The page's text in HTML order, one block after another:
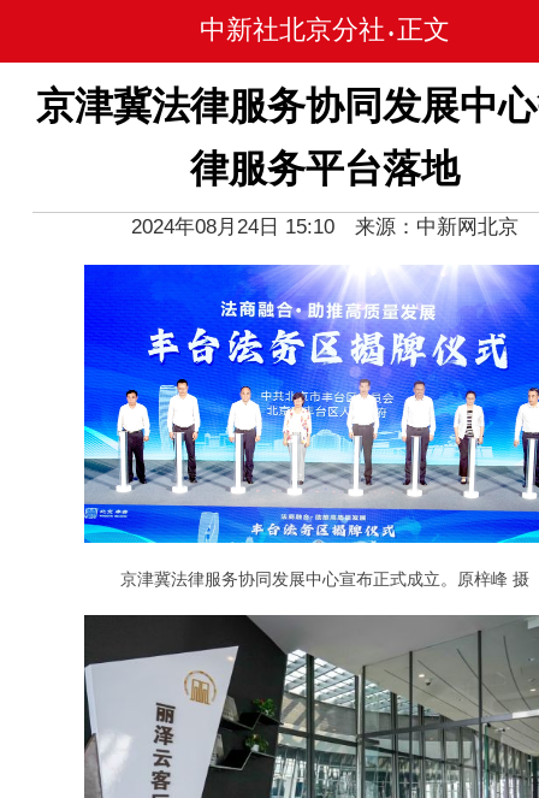
中新社北京分社 • 正文
京津冀法律服务协同发展中
律服务平台落地
2024年08月24日 15:10 来源：中新网北京
京津冀法律服务协同发展中心宣布正式成立。原梓峰 摄